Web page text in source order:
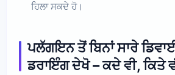
ਹਿਲਾ ਸਕਦੇ ਹੋ।
ਪਲੱਗਇਨ ਤੋਂ ਬਿਨਾਂ ਸਾਰੇ
ਡਰਾਇੰਗ ਦੇਖੋ – ਕਦੇ ਵੀ, ਕਿਤੇ